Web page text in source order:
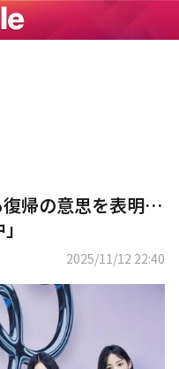
帰の意思を表明…
2025/11/12 22:40